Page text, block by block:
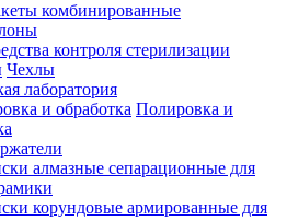
комбинированные
контроля стерилизации
Чехлы
лаборатория
Полировка и
алмазные сепарационные для
корундовые армированные для